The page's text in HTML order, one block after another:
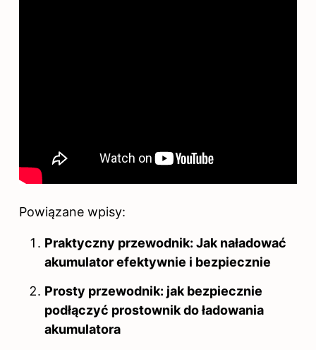
Powiązane wpisy:
Praktyczny przewodnik: Jak naładować
akumulator efektywnie i bezpiecznie
Prosty przewodnik: jak bezpiecznie
podłączyć prostownik do ładowania
akumulatora